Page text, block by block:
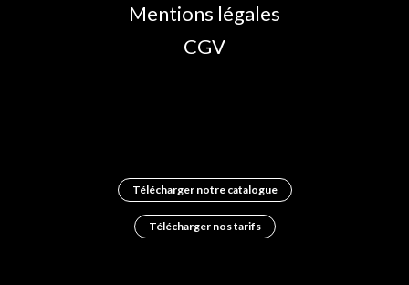
Mentions légales
CGV
Télécharger notre catalogue
Télécharger nos tarifs